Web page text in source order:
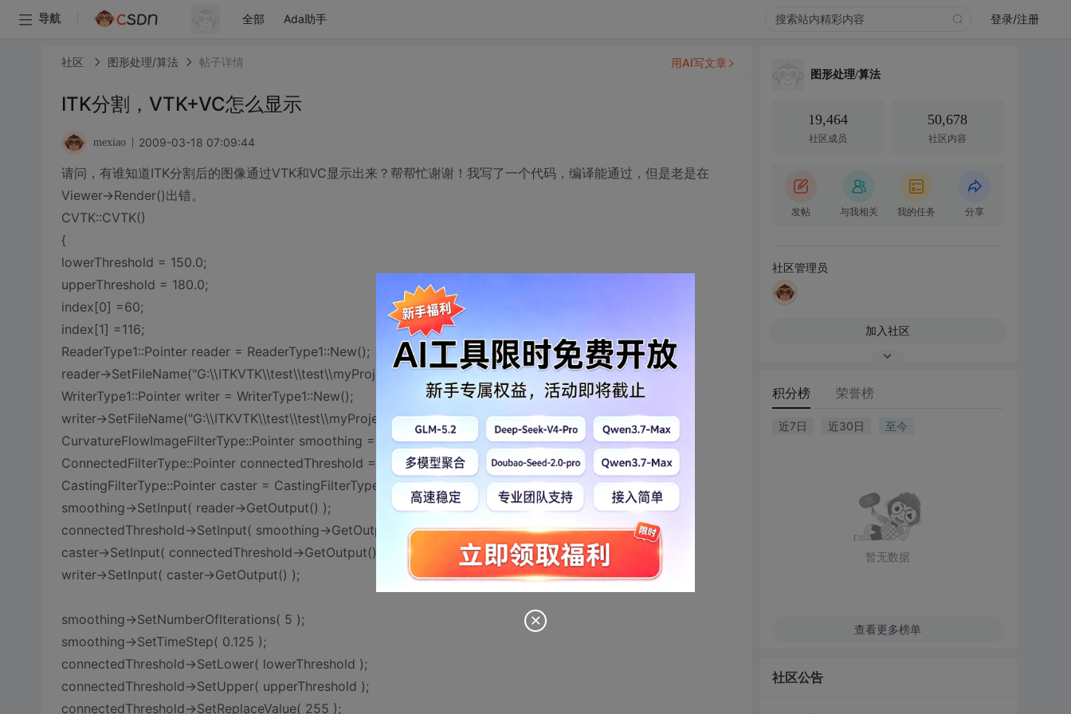
导航 全部 Ada助手 登录/注册
社区 图形处理/算法 帖子详情
ITK分割，VTK+VC怎么显示
mexiao 2009-03-18 07:09:44
请问，有谁知道ITK分割后的图像通过VTK和VC显示出来？帮帮忙谢谢！我写了一个代码，编译能通过，但是老是在
Viewer->Render()出错。
CVTK::CVTK()
{
lowerThreshold = 150.0;
upperThreshold = 180.0;
index[0] =60;
index[1] =116;
ReaderType1::Pointer reader = ReaderType1::New();
reader->SetFileName("G:\\ITKVTK\\test\\test\\myProject\\Debug\\BrainProtonDensitySlice.png");
WriterType1::Pointer writer = WriterType1::New();
writer->SetFileName("G:\\ITKVTK\\test\\test\\myProject\\Debug\\aa.png");
CurvatureFlowImageFilterType::Pointer smoothing = CurvatureFlowImageFilterType::New();
ConnectedFilterType::Pointer connectedThreshold = ConnectedFilterType::New();
CastingFilterType::Pointer caster = CastingFilterType::New();
smoothing->SetInput( reader->GetOutput() );
connectedThreshold->SetInput( smoothing->GetOutput() );
caster->SetInput( connectedThreshold->GetOutput() );
writer->SetInput( caster->GetOutput() );
smoothing->SetNumberOfIterations( 5 );
smoothing->SetTimeStep( 0.125 );
connectedThreshold->SetLower( lowerThreshold );
connectedThreshold->SetUpper( upperThreshold );
connectedThreshold->SetReplaceValue( 255 );
用AI写文章
图形处理/算法
19,464
社区成员
50,678
社区内容
发帖 与我相关 我的任务 分享
社区管理员
加入社区
积分榜 荣誉榜
近7日 近30日 至今
暂无数据
查看更多榜单
社区公告